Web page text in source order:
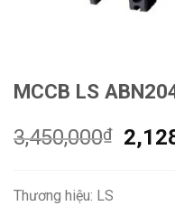
MCCB LS
3,450,000₫
Giá
Thương hiệu: LS